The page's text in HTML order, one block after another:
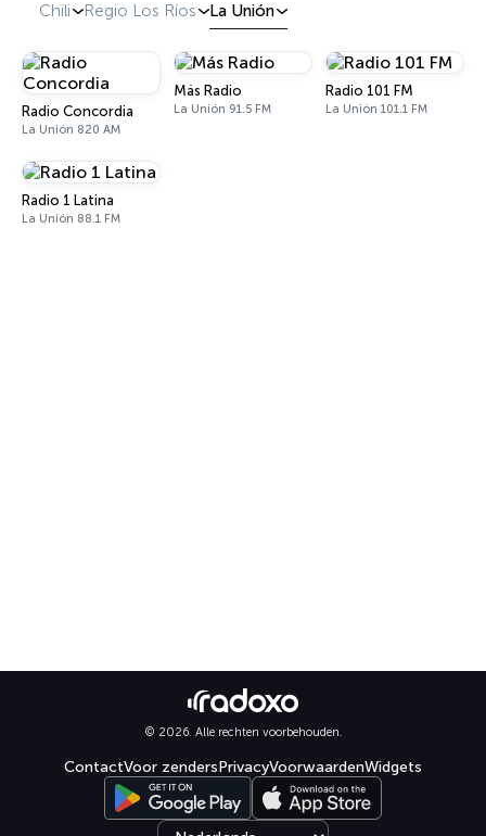
Chili Regio Los Ríos La Unión
Radio Concordia
La Unión 820 AM
Más Radio
La Unión 91.5 FM
Radio 101 FM
La Unión 101.1 FM
Radio 1 Latina
La Unión 88.1 FM
© 2026. Alle rechten voorbehouden.
ContactVoor zendersPrivacyVoorwaardenWidgets
Select language